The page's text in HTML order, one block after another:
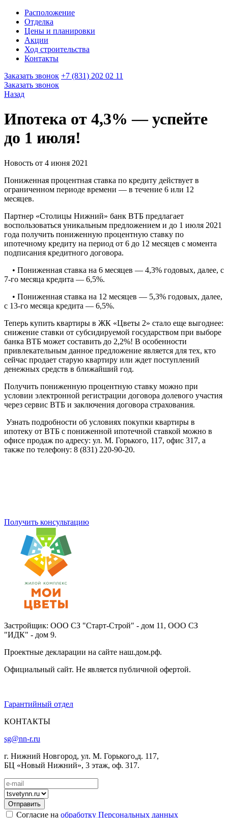
Расположение
Отделка
Цены и планировки
Акции
Ход строительства
Контакты
Заказать звонок +7 (831) 202 02 11
Заказать звонок
Назад
Ипотека от 4,3% — успейте
до 1 июля!
Новость от 4 июня 2021
Пониженная процентная ставка по кредиту действует в
ограниченном периоде времени — в течение 6 или 12
месяцев.
Партнер «Столицы Нижний» банк ВТБ предлагает
воспользоваться уникальным предложением и до 1 июля 2021
года получить пониженную процентную ставку по
ипотечному кредиту на период от 6 до 12 месяцев с момента
подписания кредитного договора.
• Пониженная ставка на 6 месяцев — 4,3% годовых, далее, с
7-го месяца кредита — 6,5%.
• Пониженная ставка на 12 месяцев — 5,3% годовых, далее,
с 13-го месяца кредита — 6,5%.
Теперь купить квартиры в ЖК «Цветы 2» стало еще выгоднее:
снижение ставки от субсидируемой государством при выборе
банка ВТБ может составить до 2,2%! В особенности
привлекательным данное предложение является для тех, кто
сейчас продает старую квартиру или ждет поступлений
денежных средств в ближайший год.
Получить пониженную процентную ставку можно при
условии электронной регистрации договора долевого участия
через сервис ВТБ и заключения договора страхования.
Узнать подробности об условиях покупки квартиры в
ипотеку от ВТБ с пониженной ипотечной ставкой можно в
офисе продаж по адресу: ул. М. Горького, 117, офис 317, а
также по телефону: 8 (831) 220-90-20.
Получить консультацию
Застройщик: ООО СЗ "Старт-Строй" - дом 11, ООО СЗ
"ИДК" - дом 9.
Проектные декларации на сайте наш.дом.рф.
Официальный сайт. Не является публичной офертой.
Гарантийный отдел
КОНТАКТЫ
sg@nn-r.ru
г. Нижний Новгород, ул. М. Горького,д. 117,
БЦ «Новый Нижний», 3 этаж, оф. 317.
Согласие на обработку Персональных данных